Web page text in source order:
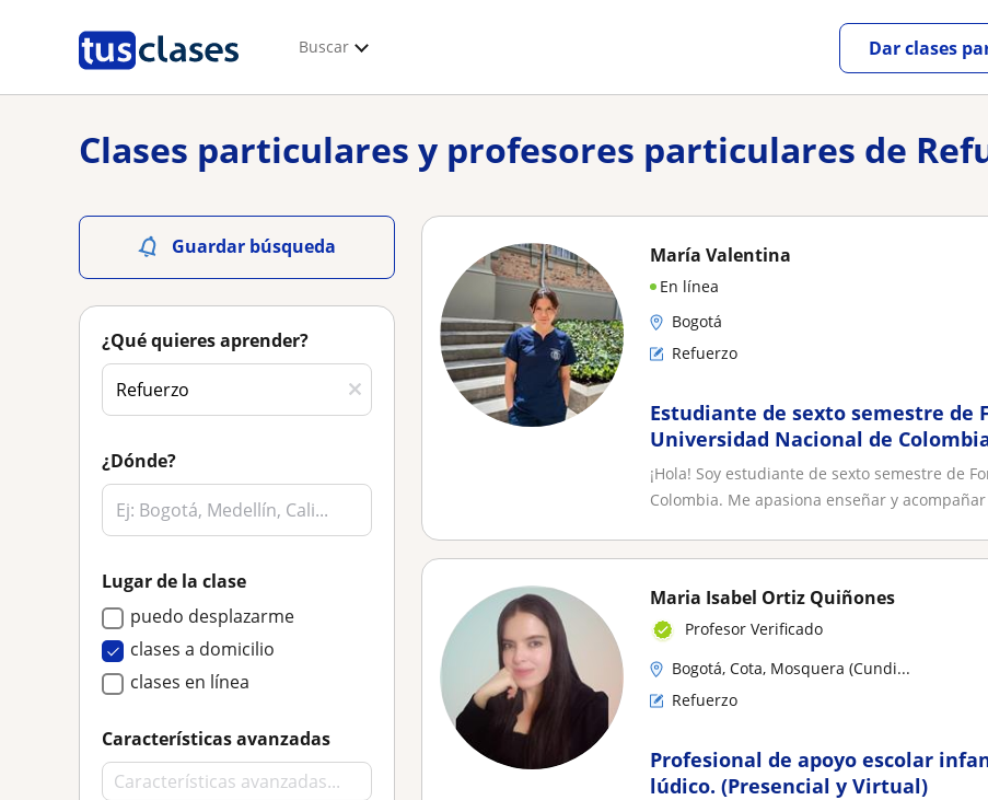
Buscar Dar clases
Clases particulares y profesores particulares de
Guardar búsqueda
¿Qué quieres aprender?
¿Dónde?
Lugar de la clase
puedo desplazarme
clases a domicilio
clases en línea
Características avanzadas
María Valentina
En línea
Bogotá
Refuerzo
Estudiante de sexto semestre de
Universidad Nacional de
compromiso con el aprendizaje
¡Hola! Soy estudiante de sexto semestre de
Colombia. Me apasiona enseñar y
Maria Isabel Ortiz Quiñones
Profesor Verificado
Bogotá, Cota, Mosquera (Cundi...
Refuerzo
Profesional de apoyo escolar
lúdico. (Presencial y Virtual)